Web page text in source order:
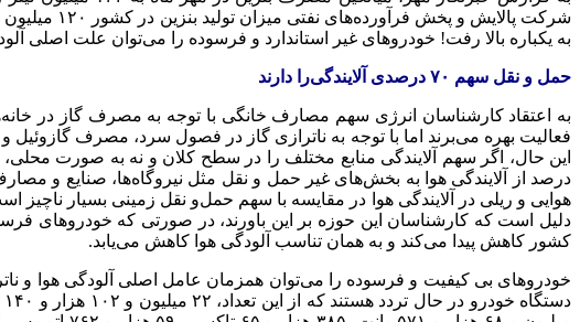
شرکت
به یکباره بالا رفت! خودروهای غیر استاندارد و فرسوده را می‌توان علت اصلی
حمل و نقل سهم ۷۰ درصدی آلایندگی‌را دارند
به اعتقاد کارشناسان انرژی سهم مصارف خانگی با توجه به مصرف گاز در
فعالیت بهره می‌برند اما با توجه به ناترازی گاز در فصول سرد، مصرف گازوئیل و
درصد از آلایندگی هوا به بخش‌های غیر حمل و نقل مثل نیروگاه‌ها، صنایع و
هوایی و ریلی در آلایندگی هوا در مقایسه با سهم حمل‌و نقل زمینی بسیار
کشور کاهش پیدا می‌کند و به همان تناسب آلودگی هوا کاهش می‌یابد.
خودروهای بی کیفیت و فرسوده را می‌توان همزمان عامل اصلی آلودگی هوا و